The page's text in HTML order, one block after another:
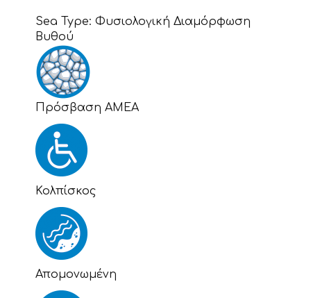
Sea Type:Φυσιολογική Διαμόρφωση
Βυθού
Πρόσβαση ΑΜΕΑ
Κολπίσκος
Απομονωμένη